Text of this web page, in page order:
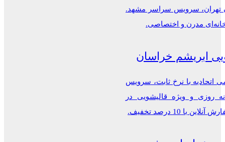
تهران، سرویس سراسر مشهد.
مدرن و اختصاصی.
ابریشم خراسان
اتحادیه با نرخ ثابت، سرویس
روزی و ویژه قالیشویی در
با 10 درصد تخفیف.